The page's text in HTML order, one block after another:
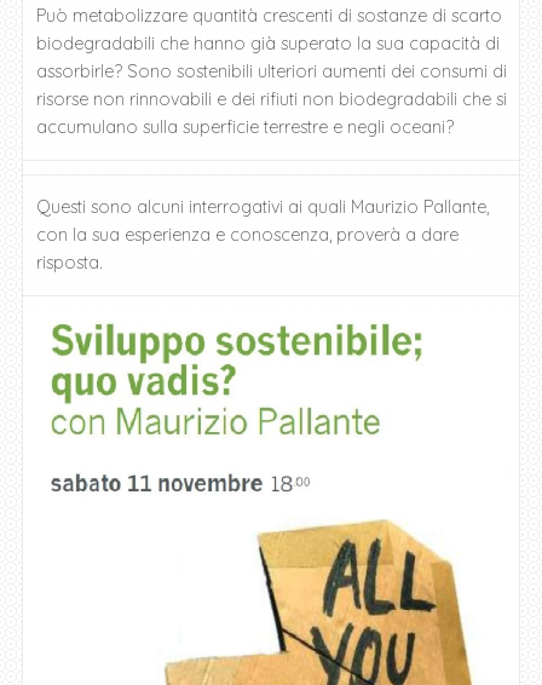
Può metabolizzare quantità crescenti di sostanze di scarto
biodegradabili che hanno già superato la sua capacità di
assorbirle? Sono sostenibili ulteriori aumenti dei consumi di
risorse non rinnovabili e dei rifiuti non biodegradabili che si
accumulano sulla superficie terrestre e negli oceani?
Questi sono alcuni interrogativi ai quali Maurizio Pallante,
con la sua esperienza e conoscenza, proverà a dare
risposta.